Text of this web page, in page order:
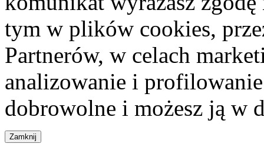
tym w plików cookies,
Partnerów, w celach
analizowanie i
dobrowolne i możesz ją w